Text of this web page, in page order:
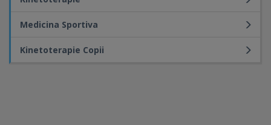
Medicina Sportiva
Kinetoterapie Copii